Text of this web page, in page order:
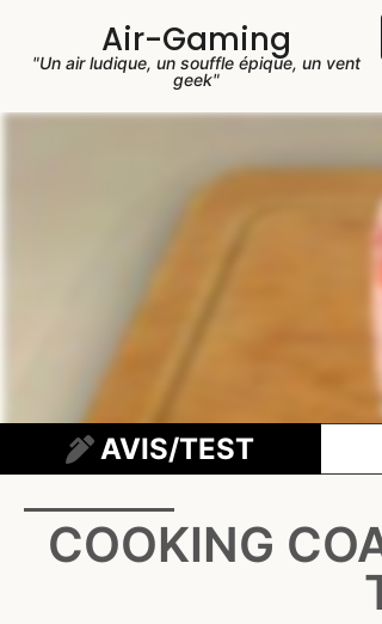
Air-Gaming
"Un air ludique, un souffle épique, un vent
geek"
AVIS/TEST
COOKING